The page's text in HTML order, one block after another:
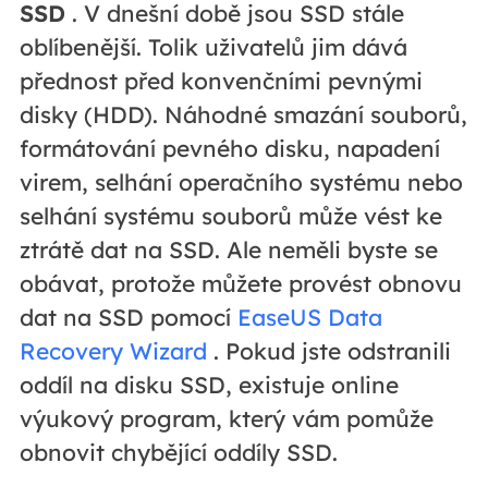
SSD . V dnešní době jsou SSD stále
oblíbenější. Tolik uživatelů jim dává
přednost před konvenčními pevnými
disky (HDD). Náhodné smazání souborů,
formátování pevného disku, napadení
virem, selhání operačního systému nebo
selhání systému souborů může vést ke
ztrátě dat na SSD. Ale neměli byste se
obávat, protože můžete provést obnovu
dat na SSD pomocí EaseUS Data
Recovery Wizard . Pokud jste odstranili
oddíl na disku SSD, existuje online
výukový program, který vám pomůže
obnovit chybějící oddíly SSD.